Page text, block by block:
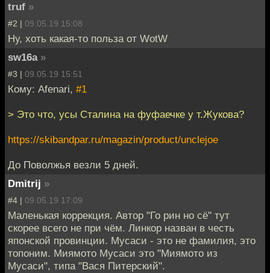
truf »
#2 | 09.05.19 15:08
Ну, хоть какая-то польза от WotW
sw16a »
#3 | 09.05.19 15:51
Кому: Afenari, #1
> Это что, усы Сталина на фуфаечке у т.Жукова?
https://skibandpar.ru/magazin/product/unclejoe
До Поволжья везли 5 дней.
Dmitrij »
#4 | 09.05.19 17:09
Маленькая коррекция. Автор "Го рин но сё" тут
скорее всего не при чём. Линкор назван в честь
японской провинции. Мусаси - это не фамилия, это
топоним. Миямото Мусаси это "Миямото из
Мусаси", типа "Вася Питерский".